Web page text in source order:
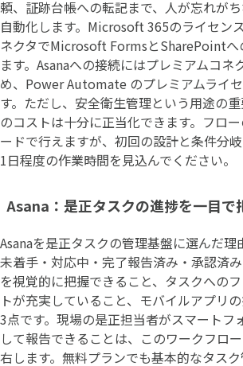
頼、証跡台帳への転記まで、人が忘れが
自動化します。Microsoft 365のライセン
ネクタでMicrosoft FormsとSharePointへ
ます。Asanaへの接続にはプレミアムコネ
め、Power Automate のプレミアムライ
す。ただし、安全衛生管理という用途の
のコストは十分に正当化できます。フロ
ードで行えますが、初回の設計と条件分
1日程度の作業時間を見込んでください。
Asana：是正タスクの進捗を一目で
Asanaを是正タスクの管理基盤に選んだ
未着手・対応中・完了報告済み・承認済
を視覚的に把握できること、タスクへの
トが充実していること、モバイルアプリ
3点です。現場の是正担当者がスマートフ
して報告できることは、このワークフロ
右します。無料プランでも基本的なタスク